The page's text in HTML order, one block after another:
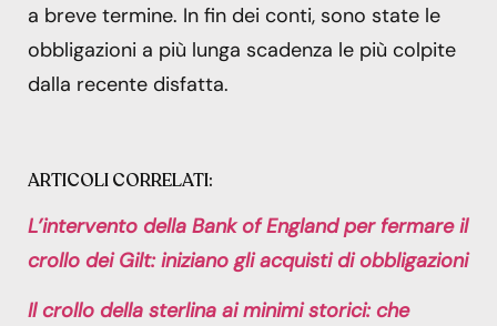
a breve termine. In fin dei conti, sono state le
obbligazioni a più lunga scadenza le più colpite
dalla recente disfatta.
ARTICOLI CORRELATI:
L’intervento della Bank of England per fermare il
crollo dei Gilt: iniziano gli acquisti di obbligazioni
Il crollo della sterlina ai minimi storici: che